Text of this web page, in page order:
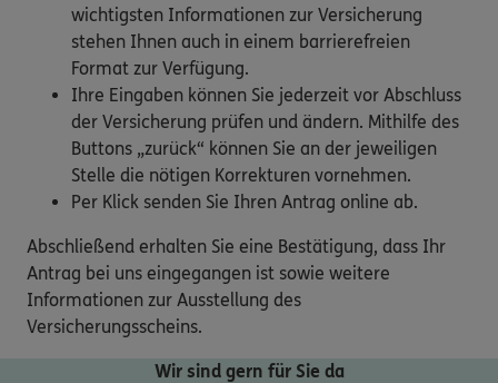
wichtigsten Informationen zur Versicherung
stehen Ihnen auch in einem barrierefreien
Format zur Verfügung.
Ihre Eingaben können Sie jederzeit vor Abschluss
der Versicherung prüfen und ändern. Mithilfe des
Buttons „zurück“ können Sie an der jeweiligen
Stelle die nötigen Korrekturen vornehmen.
Per Klick senden Sie Ihren Antrag online ab.
Abschließend erhalten Sie eine Bestätigung, dass Ihr
Antrag bei uns eingegangen ist sowie weitere
Informationen zur Ausstellung des
Versicherungsscheins.
Wir sind gern für Sie da